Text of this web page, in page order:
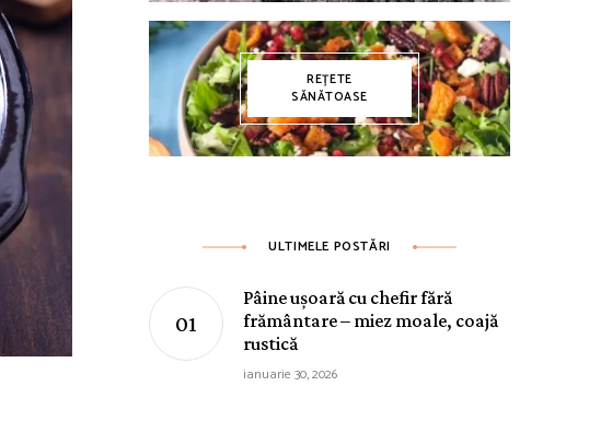
REȚETE
SĂNĂTOASE
ULTIMELE POSTĂRI
Pâine ușoară cu chefir fără
frământare – miez moale, coajă
rustică
ianuarie 30, 2026